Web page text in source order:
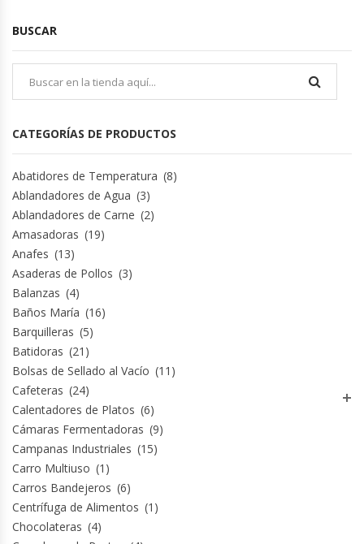
Expendedoras De Jugo
Exprimidor De Naranjas
Extractoras De Jugos
Fabricadoras De Hielo
Formadora De Pizza
Freidoras Industriales
Frigobar
Granizadoras
Hervidores / Percoladores
Hornos A Piso Y Pizzeros
Hornos Cocción Acelerada
Hornos Eléctricos
BUSCAR
CATEGORÍAS DE PRODUCTOS
Abatidores de Temperatura (8)
Ablandadores de Agua (3)
Ablandadores de Carne (2)
Amasadoras (19)
Anafes (13)
Asaderas de Pollos (3)
Balanzas (4)
Baños María (16)
Barquilleras (5)
Batidoras (21)
Bolsas de Sellado al Vacío (11)
Cafeteras (24)
Calentadores de Platos (6)
Cámaras Fermentadoras (9)
Campanas Industriales (15)
Carro Multiuso (1)
Carros Bandejeros (6)
Centrífuga de Alimentos (1)
Chocolateras (4)